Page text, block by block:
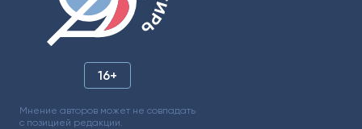
16+
Мнение авторов может не совпадать
с позицией редакции.